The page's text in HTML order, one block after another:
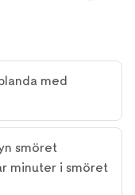
med
smöret
minuter i smöret